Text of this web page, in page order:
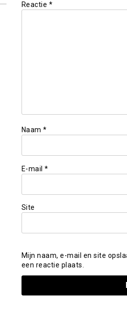
Reactie *
Naam *
E-mail *
Site
Mijn naam, e-mail en site
een reactie plaats.